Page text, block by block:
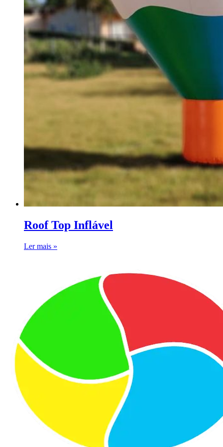
Roof Top Inflável
Ler mais »